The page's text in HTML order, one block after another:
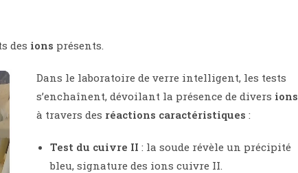
des ions présents.
Dans le laboratoire de verre intelligent, les tests
s’enchaînent, dévoilant la présence de divers ions
à travers des réactions caractéristiques :
Test du cuivre II : la soude révèle un précipité
bleu, signature des ions cuivre II.